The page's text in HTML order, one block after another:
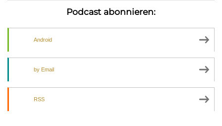
Podcast abonnieren:
Android
by Email
RSS